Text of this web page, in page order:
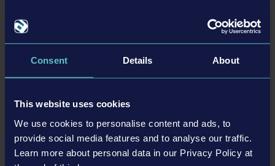
Consent Details About
This website uses cookies
We use cookies to personalise content and ads, to
provide social media features and to analyse our traffic.
Learn more about personal data in our Privacy Policy at
Interactive Data Visualization, Inc.). SpeedTree® is a
Inc. All rights reserved. Financially supported by the
computer games funding.
HIGHWAY PATROL EXPANSION
US$19.99